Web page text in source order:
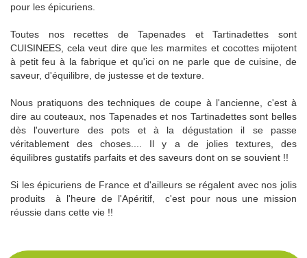
pour les épicuriens.
Toutes nos recettes de Tapenades et Tartinadettes sont
CUISINEES, cela veut dire que les marmites et cocottes mijotent
à petit feu à la fabrique et qu'ici on ne parle que de cuisine, de
saveur, d'équilibre, de justesse et de texture.
Nous pratiquons des techniques de coupe à l'ancienne, c'est à
dire au couteaux, nos Tapenades et nos Tartinadettes sont belles
dès l'ouverture des pots et à la dégustation il se passe
véritablement des choses.... Il y a de jolies textures, des
équilibres gustatifs parfaits et des saveurs dont on se souvient !!
Si les épicuriens de France et d'ailleurs se régalent avec nos jolis
produits à l'heure de l'Apéritif, c'est pour nous une mission
réussie dans cette vie !!